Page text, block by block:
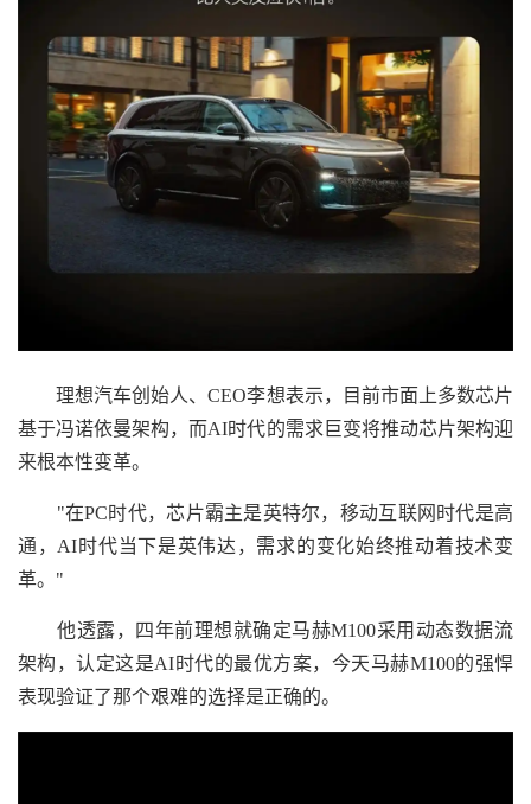
理想汽车创始人、CEO李想表示，目前市面上多数芯片
基于冯诺依曼架构，而AI时代的需求巨变将推动芯片架构迎
来根本性变革。
"在PC时代，芯片霸主是英特尔，移动互联网时代是高
通，AI时代当下是英伟达，需求的变化始终推动着技术变
革。"
他透露，四年前理想就确定马赫M100采用动态数据流
架构，认定这是AI时代的最优方案，今天马赫M100的强悍
表现验证了那个艰难的选择是正确的。